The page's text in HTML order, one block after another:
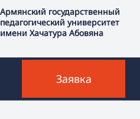
Армянский государственный
педагогический университет
имени Хачатура Абовяна
Заявка